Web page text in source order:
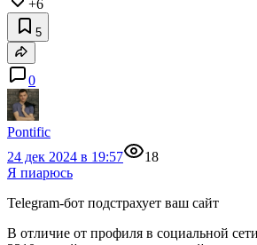
+6
5
0
Pontific
24 дек 2024 в 19:57
18
Я пиарюсь
Telegram-бот подстрахует ваш сайт
В отличие от профиля в социальной